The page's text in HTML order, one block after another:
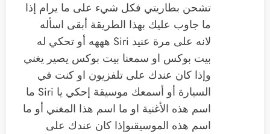
تشحن بطاريتي فكل شيء على ما يرام إذا
ما جاوب عليك بهذا الطريقة أبقى اسأله
لانه على مرة عنيد Siri هههه ‏أو تحكي له
بيت بوكس او سمعنا بيت بوكس يصير يغني
‏وإذا كان عندك على تلفزيون او كنت في
السيارة أو أسمعك موسيقة إحكي ‫يا Siri‬ ما
اسم هذه الأغنية او ما اسم هذا المغني أو ما
اسم هذه الموسيقى‏وإذا كان عندك على